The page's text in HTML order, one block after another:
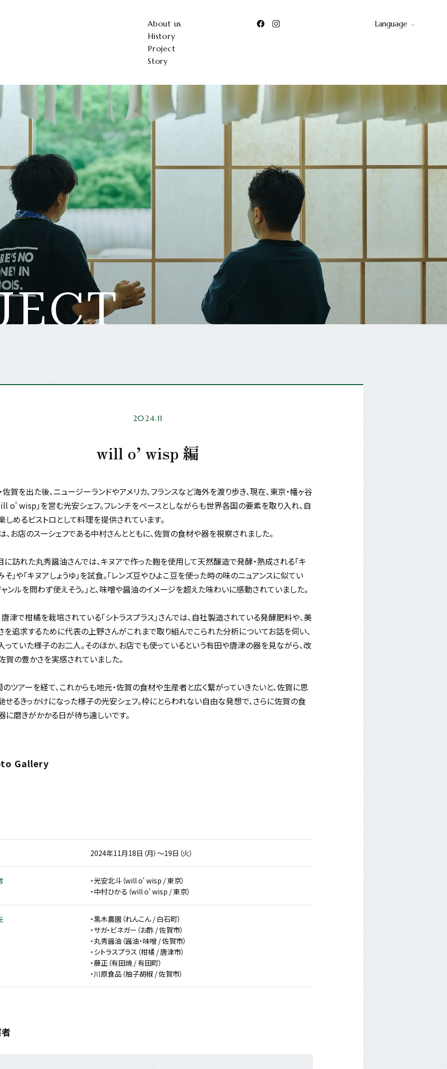
About us
History
Project
Story
Language
ECT
2024.11
will o’ wisp 編
佐賀を出た後、ニュージーランドやアメリカ、フランスなど海外を渡り歩き、現在、東京・幡ヶ谷
o' wisp」を営む光安シェフ。フレンチをベースとしながらも世界各国の要素を取り入れ、自
しめるビストロとして料理を提供されています。
、お店のスーシェフである中村さんとともに、佐賀の食材や器を視察されました。
に訪れた丸秀醤油さんでは、キヌアで作った麹を使用して天然醸造で発酵・熟成される「キ
そ」や「キヌアしょうゆ」を試食。「レンズ豆やひよこ豆を使った時の味のニュアンスに似てい
ャンルを問わず使えそう。」と、味噌や醤油のイメージを超えた味わいに感動されていました。
唐津で柑橘を栽培されている「シトラスプラス」さんでは、自社製造されている発酵肥料や、美
を追求するために代表の上野さんがこれまで取り組んでこられた分析についてお話を伺い、
っていた様子のお二人。そのほか、お店でも使っているという有田や唐津の器を見ながら、改
賀の豊かさを実感されていました。
ツアーを経て、これからも地元・佐賀の食材や生産者と広く繋がっていきたいと、佐賀に思
せるきっかけになった様子の光安シェフ。枠にとらわれない自由な発想で、さらに佐賀の食
に磨きがかかる日が待ち遠しいです。
Gallery
2024年11月18日（月）～19日（火）
・光安北斗（will o' wisp / 東京）
・中村ひかる（will o' wisp / 東京）
・黒木農園（れんこん / 白石町）
・サガ・ビネガー（お酢 / 佐賀市）
・丸秀醤油（醤油・味噌 / 佐賀市）
・シトラスプラス（柑橘 / 唐津市）
・藤正（有田焼 / 有田町）
・川原食品（柚子胡椒 / 佐賀市）